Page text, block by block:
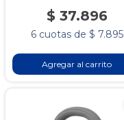
$ 37.896
6 cuotas de $ 7.895
Agregar al carrito